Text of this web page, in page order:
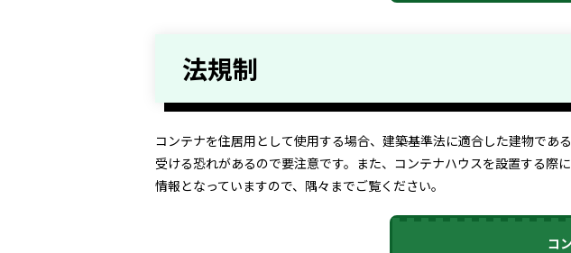
法規制
コンテナを住居用として使用する場合、建築基準法に適合した建物で
受ける恐れがあるので要注意です。また、コンテナハウスを設置する際
情報となっていますので、隅々までご覧ください。
コ